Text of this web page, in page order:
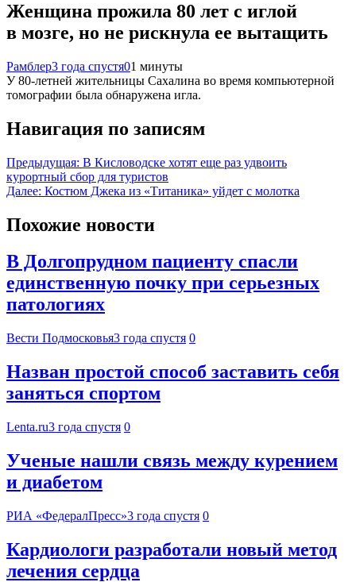
Женщина прожила 80 лет с иглой
в мозге, но не рискнула ее вытащить
Рамблер3 года спустя01 минуты
У 80-летней жительницы Сахалина во время компьютерной
томографии была обнаружена игла.
Навигация по записям
Предыдущая: В Кисловодске хотят еще раз удвоить
курортный сбор для туристов
Далее: Костюм Джека из «Титаника» уйдет с молотка
Похожие новости
В Долгопрудном пациенту спасли
единственную почку при серьезных
патологиях
Вести Подмосковья3 года спустя 0
Назван простой способ заставить себя
заняться спортом
Lenta.ru3 года спустя 0
Ученые нашли связь между курением
и диабетом
РИА «ФедералПресс»3 года спустя 0
Кардиологи разработали новый метод
лечения сердца